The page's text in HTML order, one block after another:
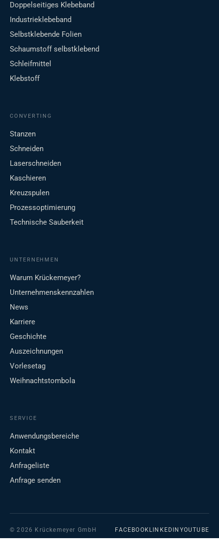
Doppelseitiges Klebeband
Industrieklebeband
Selbstklebende Folien
Schaumstoff selbstklebend
Schleifmittel
Klebstoff
CONVERTING
Stanzen
Schneiden
Laserschneiden
Kaschieren
Kreuzspulen
Prozessoptimierung
Technische Sauberkeit
UNTERNEHMEN
Warum Krückemeyer?
Unternehmenskennzahlen
News
Karriere
Geschichte
Auszeichnungen
Vorlesetag
Weihnachtstombola
SERVICE
Anwendungsbereiche
Kontakt
Anfrageliste
Anfrage senden
© 2026 Krückemeyer GmbH FACEBOOK LINKEDIN YOUTUBE